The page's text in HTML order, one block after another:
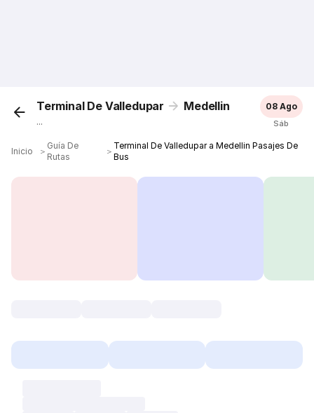
Terminal De Valledupar Medellin
...
08 Ago
Sáb
Inicio ＞
Guía De
Rutas
＞
Terminal De Valledupar a Medellin Pasajes De
Bus